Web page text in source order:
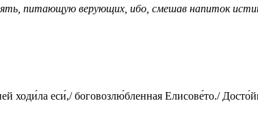
питающую верующих, ибо, смешав напиток
ходи́ла еси́,/ боговозлю́бленная Елисове́то./